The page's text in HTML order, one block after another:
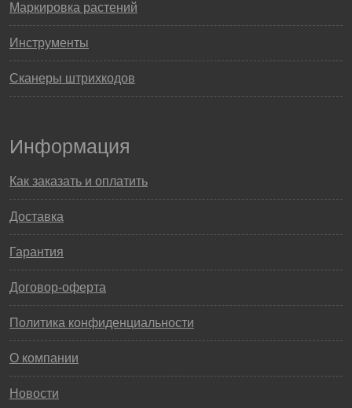
Маркировка растений
Инструменты
Сканеры штрихкодов
Информация
Как заказать и оплатить
Доставка
Гарантия
Договор-оферта
Политика конфиденциальности
О компании
Новости